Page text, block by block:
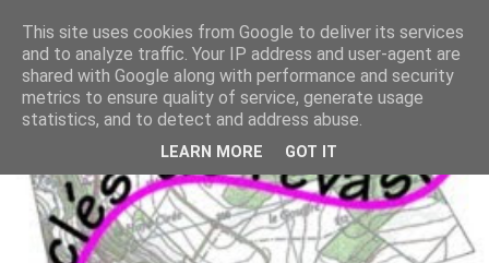
This site uses cookies from Google to deliver its services
and to analyze traffic. Your IP address and user-agent are
shared with Google along with performance and security
metrics to ensure quality of service, generate usage
statistics, and to detect and address abuse.
LEARN MORE GOT IT